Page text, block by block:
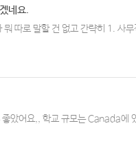
네요.
따로 말할 건 없고 간략히 1. 사
어요,, 학교 규모는 Canada에